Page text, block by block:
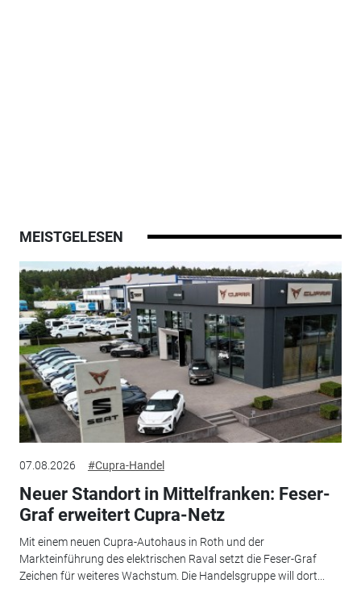
MEISTGELESEN
07.08.2026 #Cupra-Handel
Neuer Standort in Mittelfranken: Feser-
Graf erweitert Cupra-Netz
Mit einem neuen Cupra-Autohaus in Roth und der
Markteinführung des elektrischen Raval setzt die Feser-Graf
Zeichen für weiteres Wachstum. Die Handelsgruppe will dort...